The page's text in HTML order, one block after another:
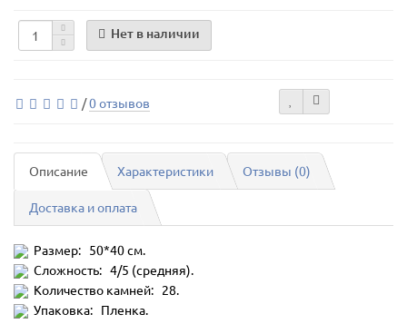
Нет в наличии
/0 отзывов
Описание Характеристики Отзывы (0)
Доставка и оплата
Размер: 50*40 см.
Сложность: 4/5 (средняя).
Количество камней: 28.
Упаковка: Пленка.